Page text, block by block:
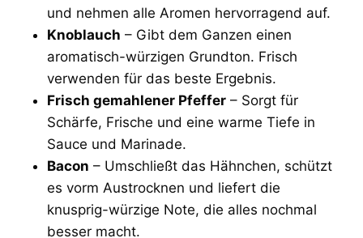
und nehmen alle Aromen hervorragend auf.
Knoblauch – Gibt dem Ganzen einen
aromatisch-würzigen Grundton. Frisch
verwenden für das beste Ergebnis.
Frisch gemahlener Pfeffer – Sorgt für
Schärfe, Frische und eine warme Tiefe in
Sauce und Marinade.
Bacon – Umschließt das Hähnchen, schützt
es vorm Austrocknen und liefert die
knusprig-würzige Note, die alles nochmal
besser macht.